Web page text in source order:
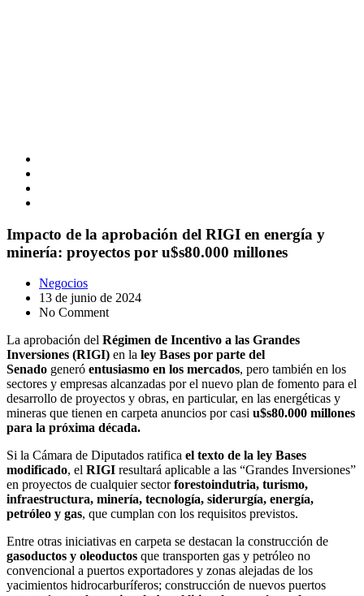
Impacto de la aprobación del RIGI en energía y
minería: proyectos por u$s80.000 millones
Negocios
13 de junio de 2024
No Comment
La aprobación del Régimen de Incentivo a las Grandes
Inversiones (RIGI) en la ley Bases por parte del
Senado generó entusiasmo en los mercados, pero también en los
sectores y empresas alcanzadas por el nuevo plan de fomento para el
desarrollo de proyectos y obras, en particular, en las energéticas y
mineras que tienen en carpeta anuncios por casi u$s80.000 millones
para la próxima década.
Si la Cámara de Diputados ratifica el texto de la ley Bases
modificado, el RIGI resultará aplicable a las “Grandes Inversiones”
en proyectos de cualquier sectorforestoindutria, turismo,
infraestructura, minería, tecnología, siderurgía, energía,
petróleo y gas, que cumplan con los requisitos previstos.
Entre otras iniciativas en carpeta se destacan la construcción de
gasoductos y oleoductos que transporten gas y petróleo no
convencional a puertos exportadores y zonas alejadas de los
yacimientos hidrocarburíferos; construcción de nuevos puertos